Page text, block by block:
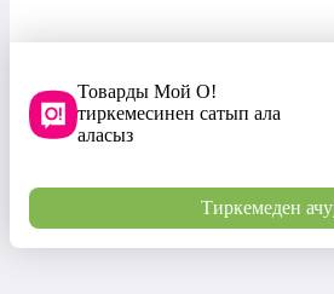
Товарды Мой О!
тиркемесинен сатып ала
аласыз
Тиркемеден